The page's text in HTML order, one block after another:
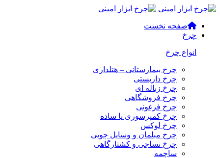
صفحه نخست
چرخ
انواع چرخ
چرخ بیمارستانی – هتلداری
چرخ داربستی
چرخ زباله ای
چرخ فروشگاهی
چرخ فرغونی
چرخ کمپرسوری یا ساده
چرخ لوکس
چرخ مبلمان و وسایل چوبی
چرخ نساجی و کشتارگاهی
ساچمه